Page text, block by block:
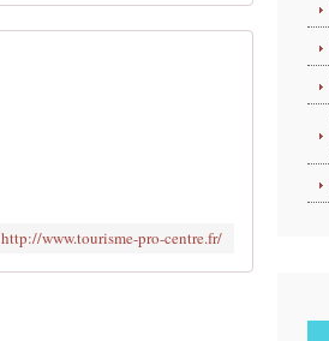
http://www.tourisme-pro-centre.fr/